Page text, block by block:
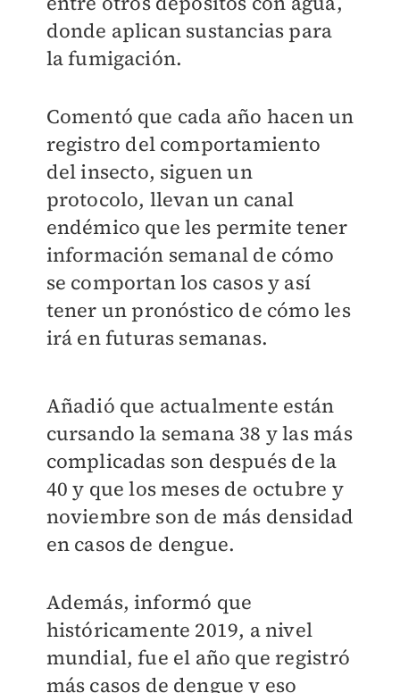
donde aplican sustancias para
la fumigación.
Comentó que cada año hacen un
registro del comportamiento
del insecto, siguen un
protocolo, llevan un canal
endémico que les permite tener
información semanal de cómo
se comportan los casos y así
tener un pronóstico de cómo les
irá en futuras semanas.
Añadió que actualmente están
cursando la semana 38 y las más
complicadas son después de la
40 y que los meses de octubre y
noviembre son de más densidad
en casos de dengue.
Además, informó que
históricamente 2019, a nivel
mundial, fue el año que registró
más casos de dengue y eso